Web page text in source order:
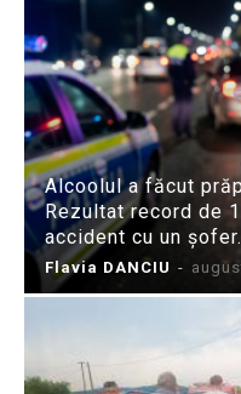
Alcoolul a făcut
Rezultat record de
accident cu un
Flavia DANCIU -